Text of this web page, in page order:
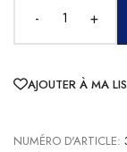
- +
AJOUTER À MA
NUMÉRO D'ARTICLE: